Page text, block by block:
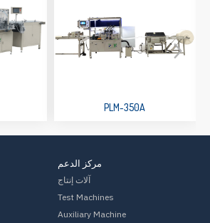
PLM-350A
مركز الدعم
آلات إنتاج
Test Machines
Auxiliary Machine